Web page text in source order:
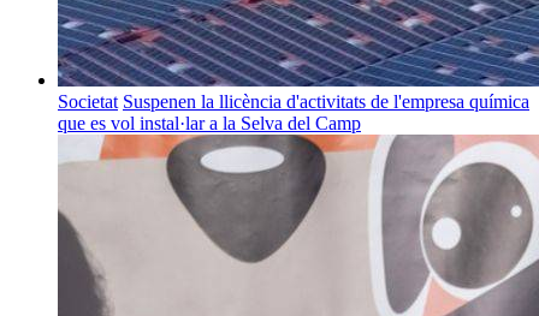
Societat Suspenen la llicència d'activitats de l'empresa química
que es vol instal·lar a la Selva del Camp